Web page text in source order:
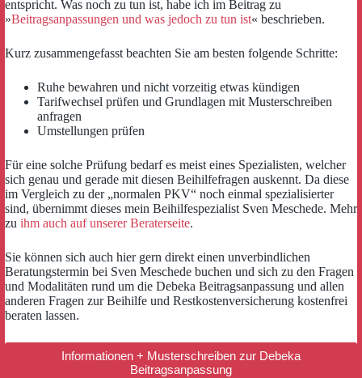
entspricht. Was noch zu tun ist, habe ich im Beitrag zu
»Beitragsanpassungen und was jedoch zu tun ist« beschrieben.
Kurz zusammengefasst beachten Sie am besten folgende Schritte:
Ruhe bewahren und nicht vorzeitig etwas kündigen
Tarifwechsel prüfen und Grundlagen mit Musterschreiben
anfragen
Umstellungen prüfen
Für eine solche Prüfung bedarf es meist eines Spezialisten, welcher
sich genau und gerade mit diesen Beihilfefragen auskennt. Da diese
im Vergleich zu der „normalen PKV“ noch einmal spezialisierter
sind, übernimmt dieses mein Beihilfespezialist Sven Meschede. Mehr
zu ihm auch auf unserer Beraterseite.
Sie können sich auch hier gern direkt einen unverbindlichen
Beratungstermin bei Sven Meschede buchen und sich zu den Fragen
und Modalitäten rund um die Debeka Beitragsanpassung und allen
anderen Fragen zur Beihilfe und Restkostenversicherung kostenfrei
beraten lassen.
Informationen + Musterschreiben zur Debeka
Beitragsanpassung